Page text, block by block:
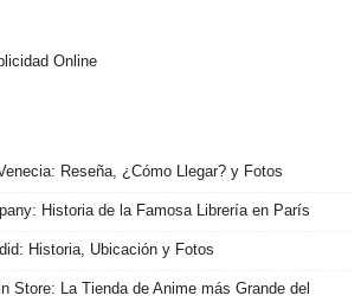
Online
Reseña, ¿Cómo Llegar? y Fotos
Historia de la Famosa Librería en París
Historia, Ubicación y Fotos
Store: La Tienda de Anime más Grande del